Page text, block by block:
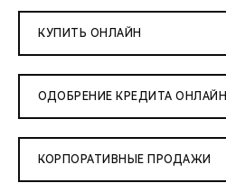
КУПИТЬ ОНЛАЙН
ОДОБРЕНИЕ КРЕДИТА ОНЛАЙН
КОРПОРАТИВНЫЕ ПРОДАЖИ